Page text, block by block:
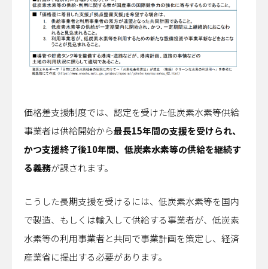
価格差支援制度では、認定を受けた低炭素水素等供給
事業者は供給開始から最長15年間の支援を受けられ、
かつ支援終了後10年間、低炭素水素等の供給を継続す
る義務が課されます。
こうした長期支援を受けるには、低炭素水素等を国内
で製造、もしくは輸入して供給する事業者が、低炭素
水素等の利用事業者と共同で事業計画を策定し、経済
産業省に提出する必要があります。